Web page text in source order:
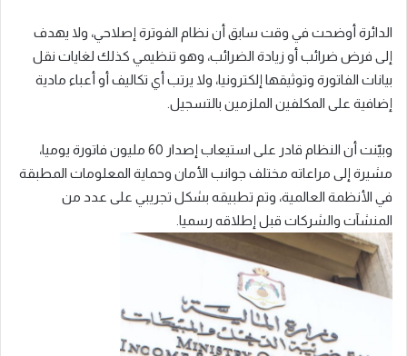
الدائرة أوضحت في وقت سابق أن نظام الفوترة إصلاحي، ولا يهدف
إلى فرض ضرائب أو زيادة الضرائب، وهو تنظيمي كذلك لغايات نقل
بيانات الفاتورة وتوثيقها إلكترونيا، ولا يرتب أي تكاليف أو أعباء مادية
إضافية على المكلفين الملزمين بالتسجيل.
وبيّنت أن النظام قادر على استيعاب إصدار 60 مليون فاتورة يوميا،
مشيرة إلى مراعاته مختلف جوانب الأمان وحماية المعلومات المطبقة
في الأنظمة العالمية، وتم تطبيقه بشكل تجريبي على عدد من
المنشآت والشركات قبل إطلاقه رسميا.